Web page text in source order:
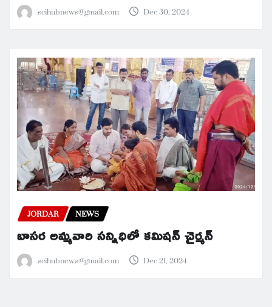
scihubnews@gmail.com Dec 30, 2024
JORDAR NEWS
బాసర అమ్మవారి సన్నిధిలో కమిషన్ చైర్మన్
scihubnews@gmail.com Dec 21, 2024